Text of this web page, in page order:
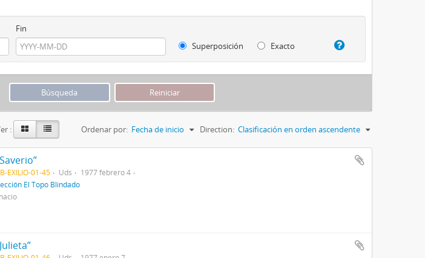
Fin
Superposición
Exacto
: Ordenar por: Fecha de inicio Direction: Clasificación en orden ascendente
EXILIO-01-45 Uds
1977 febrero 4
El Topo Blindado